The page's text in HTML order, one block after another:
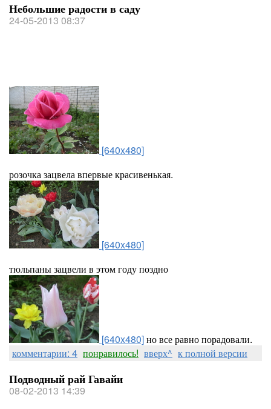
Небольшие радости в саду
24-05-2013 08:37
[640x480]
розочка зацвела впервые красивенькая.
[640x480]
тюльпаны зацвели в этом году поздно
[640x480]но все равно порадовали.
комментарии: 4 понравилось! вверх^ к полной версии
Подводный рай Гавайи
08-02-2013 14:39